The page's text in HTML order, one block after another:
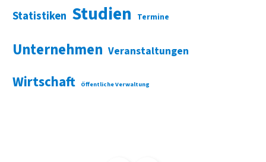
Statistiken Studien Termine
Unternehmen Veranstaltungen
Wirtschaft Öffentliche Verwaltung